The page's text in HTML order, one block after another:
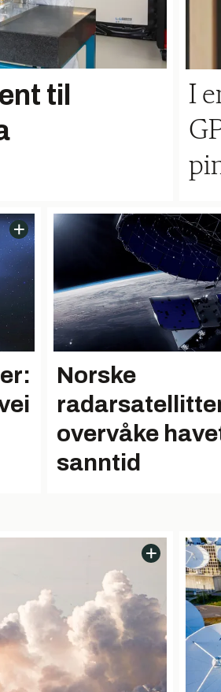
til
I
Norske
overvåke
sanntid